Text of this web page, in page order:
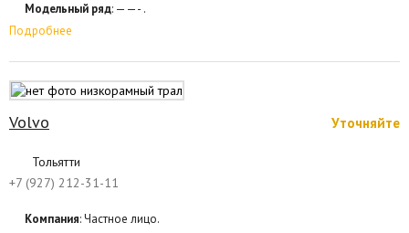
Модельный ряд: ——- .
Подробнее
Volvo Уточняйте
Тольятти
+7 (927) 212-31-11
Компания: Частное лицо.